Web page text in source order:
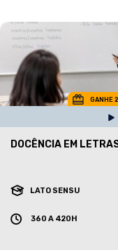
GANHE
DOCÊNCIA EM
LATO SENSU
360 A 420H